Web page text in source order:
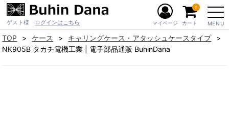
ゲスト様 ログインはこちら MENU
マイページ カート
0
TOP ケース
キャリングケース・アタッシュケースタイプ
NK905B タカチ電機工業 | 電子部品通販 BuhinDana